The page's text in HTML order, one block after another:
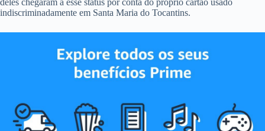
deles chegaram a esse status por conta do próprio cartão usado
indiscriminadamente em Santa Maria do Tocantins.